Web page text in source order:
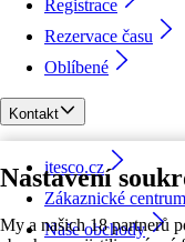
Nastavení
My a našich 18 partnerů
Registrace
Rezervace času
Oblíbené
Kontakt
itesco.cz
Zákaznické
Naše obchody